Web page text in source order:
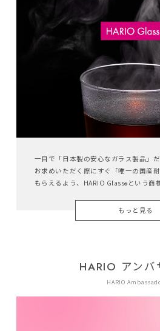
一目で「日本製の安心なガラス製品」だ
お求めいただく際にすぐ「唯一の国産
もらえるよう、HARIO Glass®︎ という商
もっと見る
HARIO アンバ
HARIO